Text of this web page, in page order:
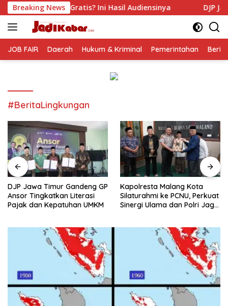
Langsung
ke
konten
Breaking News
Ini Hasil Audiensinya DJP Jawa Timur Gandeng
JOB FAIR Daerah Hukum & Kriminal Pemerintahan
#BeritaLingkungan
DJP Jawa Timur Gandeng GP
Ansor Tingkatkan Literasi
Pajak dan Kepatuhan UMKM
Kapolresta Malang Kota
Silaturahmi ke PCNU, Perkuat
Sinergi Ulama dan Polri Jaga